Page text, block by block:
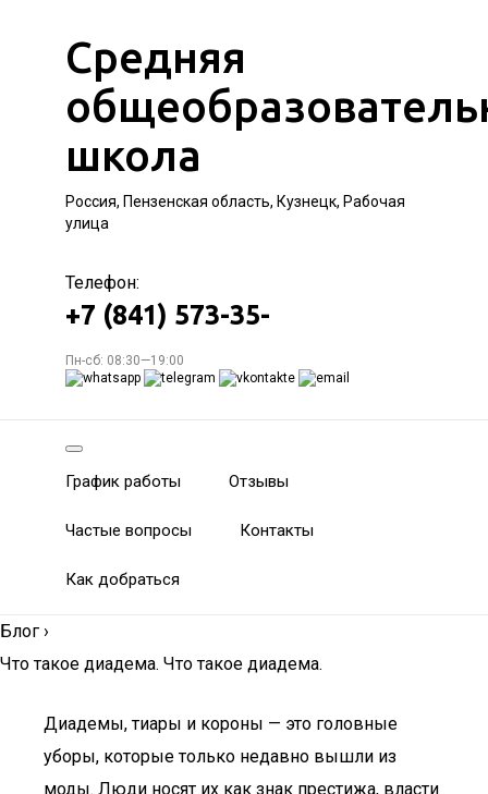
Средняя
школа
Россия, Пензенская область, Кузнецк, Рабочая
улица
Телефон:
+7 (841) 573-35-
Пн-сб: 08:30—19:00
График работы Отзывы
Частые вопросы Контакты
Как добраться
Блог ›
Что такое диадема. Что такое диадема.
Диадемы, тиары и короны — это головные
уборы, которые только недавно вышли из
моды. Люди носят их как знак престижа, власти